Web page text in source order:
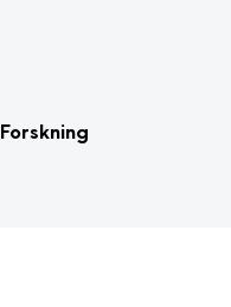
Forskning